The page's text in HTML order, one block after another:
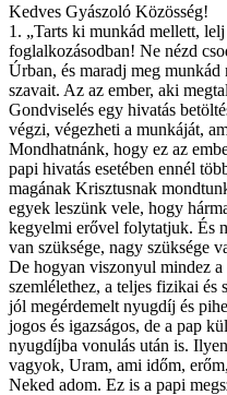
Kedves Gyászoló Közösség!
1. „Tarts ki munkád mellett,
foglalkozásodban! Ne nézd
Úrban, és maradj meg
szavait. Az az ember, aki
Gondviselés egy hivatás
végzi, végezheti a munkáját,
Mondhatnánk, hogy ez az
papi hivatás esetében ennél
magának Krisztusnak
egyek leszünk vele, hogy
kegyelmi erővel folytatjuk. És
van szüksége, nagy szüksége
De hogyan viszonyul mindez
szemlélethez, a teljes fizikai és
jól megérdemelt nyugdíj és
jogos és igazságos, de a pap
nyugdíjba vonulás után is.
vagyok, Uram, ami időm,
Neked adom. Ez is a papi